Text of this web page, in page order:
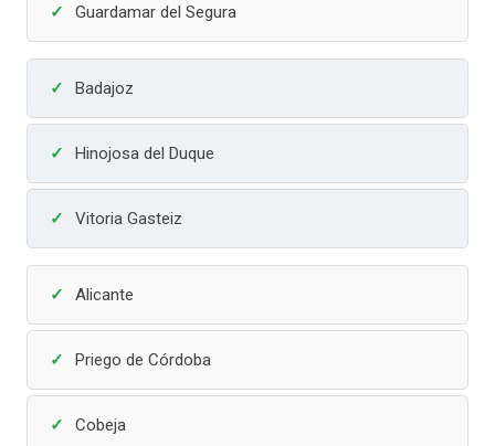
Guardamar del Segura
Badajoz
Hinojosa del Duque
Vitoria Gasteiz
Alicante
Priego de Córdoba
Cobeja